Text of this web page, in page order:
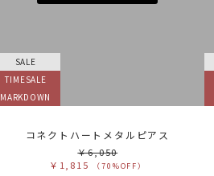
SALE
TIMESALE
MARKDOWN
コネクトハートメタルピアス
￥6,050
￥1,815
（70%OFF）